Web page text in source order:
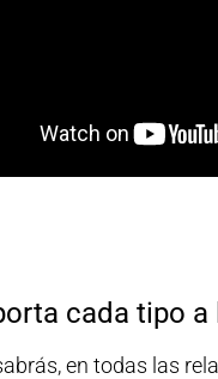
cada tipo a
en todas las